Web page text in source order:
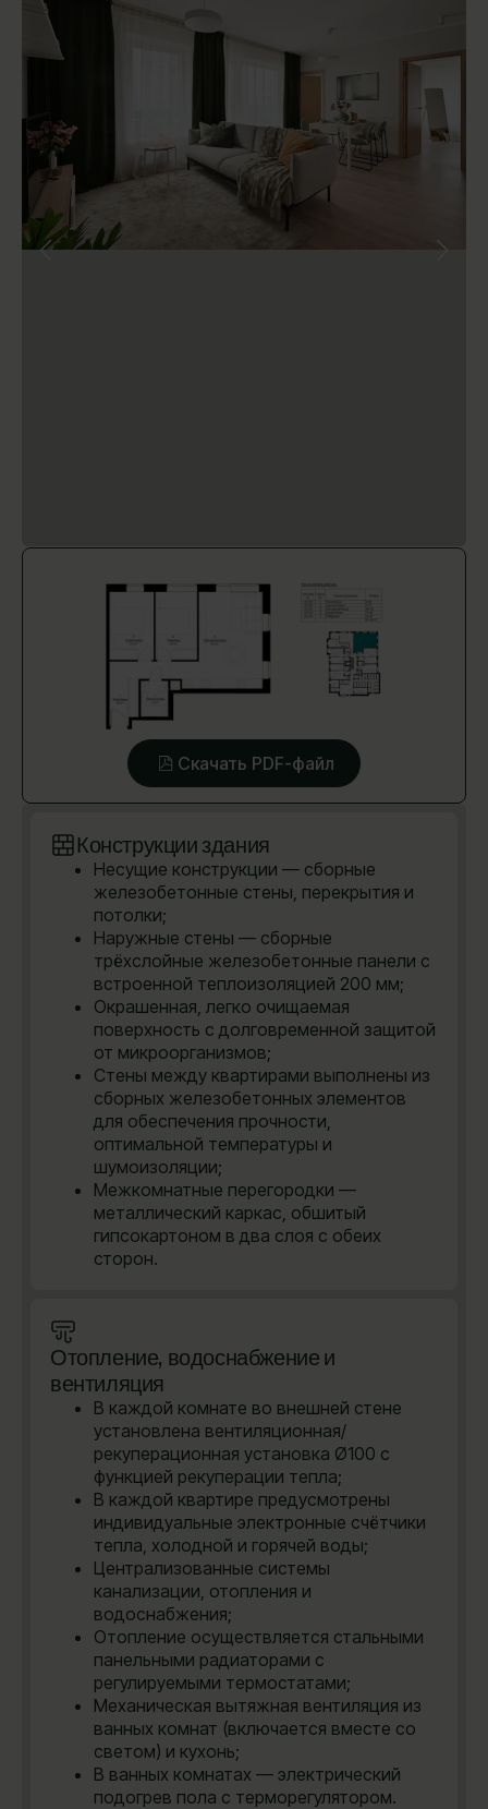
Скачать PDF-файл
Конструкции здания
Несущие конструкции — сборные
железобетонные стены, перекрытия и
потолки;
Наружные стены — сборные
трёхслойные железобетонные панели с
встроенной теплоизоляцией 200 мм;
Окрашенная, легко очищаемая
поверхность с долговременной защитой
от микроорганизмов;
Стены между квартирами выполнены из
сборных железобетонных элементов
для обеспечения прочности,
оптимальной температуры и
шумоизоляции;
Межкомнатные перегородки —
металлический каркас, обшитый
гипсокартоном в два слоя с обеих
сторон.
Отопление, водоснабжение и
вентиляция
В каждой комнате во внешней стене
установлена вентиляционная/
рекуперационная установка Ø100 с
функцией рекуперации тепла;
В каждой квартире предусмотрены
индивидуальные электронные счётчики
тепла, холодной и горячей воды;
Централизованные системы
канализации, отопления и
водоснабжения;
Отопление осуществляется стальными
панельными радиаторами с
регулируемыми термостатами;
Механическая вытяжная вентиляция из
ванных комнат (включается вместе со
светом) и кухонь;
В ванных комнатах — электрический
подогрев пола с терморегулятором.